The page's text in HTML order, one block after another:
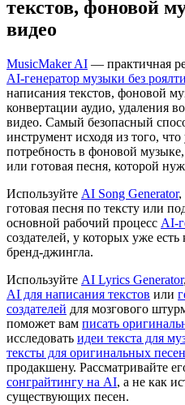
текстов, фоновой
видео
MusicMaker AI — практичная
AI-генератор музыки без роялти
написания текстов, фоновой
конвертации аудио, удаления
видео. Самый безопасный
инструмент исходя из того,
потребность в фоновой
или готовая песня, которой
Используйте AI Song Generator,
готовая песня по тексту или
основной рабочий процесс AI-
создателей, у которых уже
бренд-джингла.
Используйте AI Lyrics Generator
AI для написания текстов или
создателей для мозгового
поможет вам писать
исследовать идеи текста для
тексты для оригинальных песен
продакшену. Рассматривайте
сонграйтингу на AI, а не как
существующих песен.